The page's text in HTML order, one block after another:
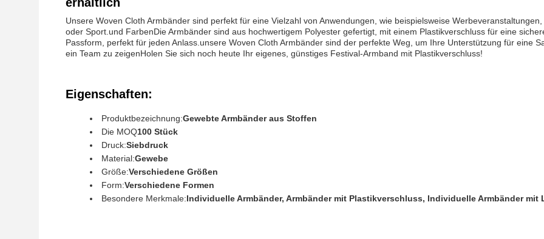
Unsere Woven Cloth Armbänder sind perfekt für eine Vielzahl von Anwendungen, wie beispielsweise
oder Sport.und FarbenDie Armbänder sind aus hochwertigem Polyester gefertigt, mit einem Plastikverschluss für eine
Passform, perfekt für jeden Anlass.unsere Woven Cloth Armbänder sind der perfekte Weg, um Ihre Unterstützung für eine
ein Team zu zeigenHolen Sie sich noch heute Ihr eigenes, günstiges Festival-Armband mit Plastikverschluss!
Eigenschaften:
Produktbezeichnung:Gewebte Armbänder aus Stoffen
Die MOQ100 Stück
Druck:Siebdruck
Material:Gewebe
Größe:Verschiedene Größen
Form:Verschiedene Formen
Besondere Merkmale:Individuelle Armbänder, Armbänder mit Plastikverschluss, Individuelle Armbänder mit